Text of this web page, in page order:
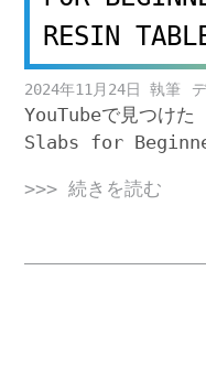
RESIN
2024年11月24日
YouTubeで見つけ
Slabs for
>>> 続きを読む